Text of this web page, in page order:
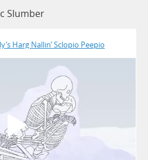
Slumber
Harg Nallin’ Sclopio Peepio